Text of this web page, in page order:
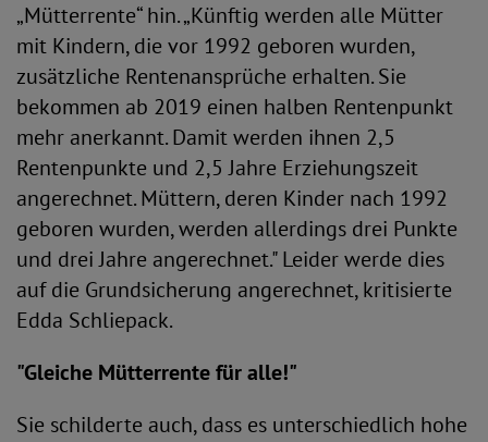
„Mütterrente“ hin. „Künftig werden alle Mütter
mit Kindern, die vor 1992 geboren wurden,
zusätzliche Rentenansprüche erhalten. Sie
bekommen ab 2019 einen halben Rentenpunkt
mehr anerkannt. Damit werden ihnen 2,5
Rentenpunkte und 2,5 Jahre Erziehungszeit
angerechnet. Müttern, deren Kinder nach 1992
geboren wurden, werden allerdings drei Punkte
und drei Jahre angerechnet." Leider werde dies
auf die Grundsicherung angerechnet, kritisierte
Edda Schliepack.
"Gleiche Mütterrente für alle!"
Sie schilderte auch, dass es unterschiedlich hohe